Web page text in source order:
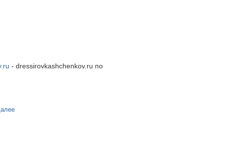
- dressirovkashchenkov.ru по